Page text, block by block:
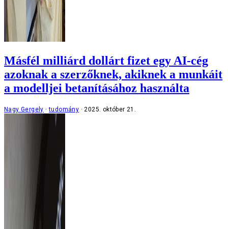
Másfél milliárd dollárt fizet egy AI-cég
azoknak a szerzőknek, akiknek a munkáit
a modelljei betanításához használta
Nagy Gergely tudomány 2025. október 21.